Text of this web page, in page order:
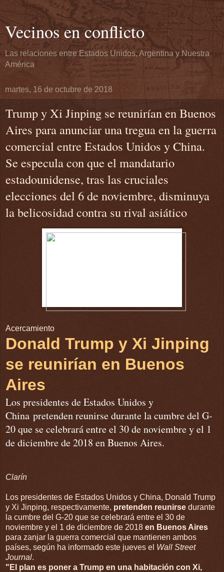
Vecinos en conflicto
Las relaciones entre Estados Unidos, Argentina y Nuestra
América
martes, 16 de octubre de 2018
Trump y Xi Jinping se reunirían en Buenos
Aires para anunciar una tregua en la guerra
comercial entre Estados Unidos y China.
Se especula con que el mandatario
estadounidense, tras las cruciales
elecciones del 6 de noviembre, disminuya
la belicosidad contra su rival asiático
Acercamiento
Donald Trump y Xi Jinping
se reunirían en Buenos
Aires
Los presidentes de Estados Unidos y
China pretenden reunirse durante la cumbre del G-
20 que se celebrará entre el 30 de noviembre y el 1
de diciembre de 2018 en Buenos Aires.
Clarín
Los presidentes de Estados Unidos y China, Donald Trump
y Xi Jinping, respectivamente, pretenden reunirse durante
la cumbre del G-20 que se celebrará entre el 30 de
noviembre y el 1 de diciembre de 2018 en Buenos Aires
para zanjar la guerra comercial que mantienen ambos
países, según ha informado este jueves el Wall Street
Journal.
"El plan es poner a Trump en una habitación con Xi,